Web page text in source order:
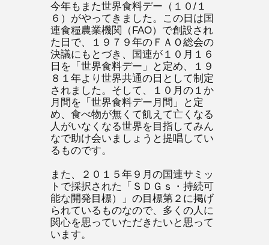
今年もまた世界食料デー（１０/１
６）がやってきました。この日は国
連食糧農業機関（FAO）で創設され
た日で、１９７９年のＦＡＯ総会の
決議にもとづき、国連が１０月１６
日を「世界食料デー」と定め、１９
８１年より世界共通の日として制定
されました。そして、１０月の１か
月間を「世界食料デー月間」と定
め、食べ物が無くて飢えて亡くなる
人がいなくなる世界を目指してみん
なで助け会いましょうと提唱してい
るものです。
また、２０１５年９月の国連サミッ
トで採択された「ＳＤＧｓ・持続可
能な開発目標）」の目標第２に掲げ
られているものなので、多くの人に
関心を思っていただきたいと思って
います。